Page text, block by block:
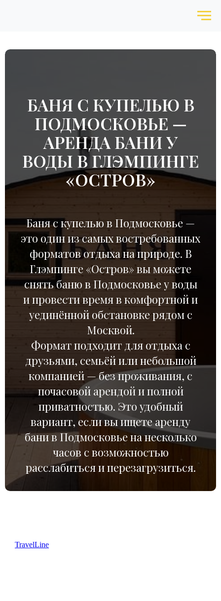
БАНЯ С КУПЕЛЬЮ В
ПОДМОСКОВЬЕ —
АРЕНДА БАНИ У
ВОДЫ В ГЛЭМПИНГЕ
«ОСТРОВ»
Баня с купелью в Подмосковье —
это один из самых востребованных
форматов отдыха на природе. В
Глэмпинге «Остров» вы можете
снять баню в Подмосковье у воды
и провести время в комфортной и
уединённой обстановке рядом с
Москвой.
Формат подходит для отдыха с
друзьями, семьёй или небольшой
компанией — без проживания, с
почасовой арендой и полной
приватностью. Это удобный
вариант, если вы ищете аренду
бани в Подмосковье на несколько
часов с возможностью
расслабиться и перезагрузиться.
TravelLine